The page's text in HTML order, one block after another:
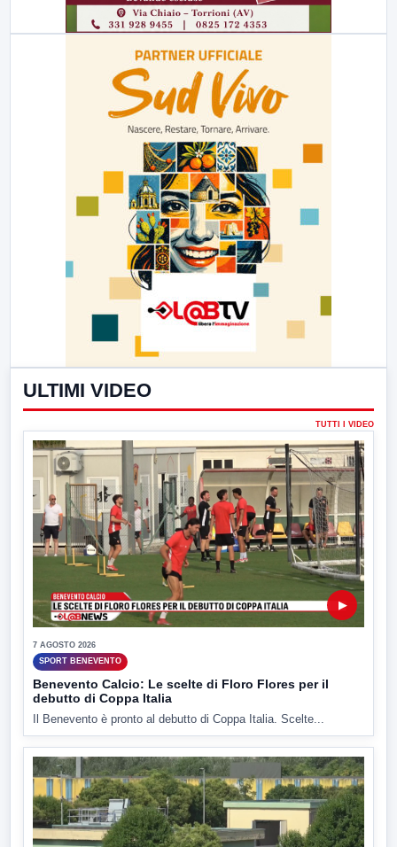
ULTIMI VIDEO
TUTTI I VIDEO
▶
7 AGOSTO 2026
SPORT BENEVENTO
Benevento Calcio: Le scelte di Floro Flores per il
debutto di Coppa Italia
Il Benevento è pronto al debutto di Coppa Italia. Scelte...